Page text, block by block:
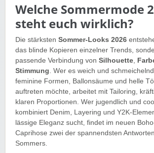
Welche Sommermode
steht euch wirklich?
Die stärksten Sommer-Looks 2026
das blinde Kopieren einzelner Trends,
passende Verbindung von Silhouette
Stimmung . Wer es weich und
feminine Formen, Ballonsäume und helle
auftreten möchte, arbeitet mit Tailoring,
klaren Proportionen. Wer jugendlich und
kombiniert Denim, Layering und Y2K-
lässige Eleganz sucht, findet im neuen
Caprihose zwei der spannendsten
Sommers.